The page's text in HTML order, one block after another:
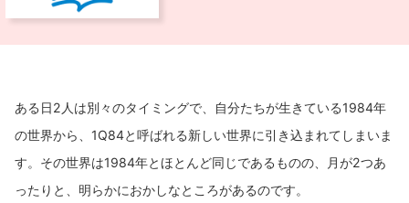
ある日2人は別々のタイミングで、自分たちが生きている1984年
の世界から、1Q84と呼ばれる新しい世界に引き込まれてしまいま
す。その世界は1984年とほとんど同じであるものの、月が2つあ
ったりと、明らかにおかしなところがあるのです。